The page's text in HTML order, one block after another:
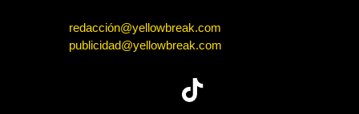
redacción@yellowbreak.com
publicidad@yellowbreak.com